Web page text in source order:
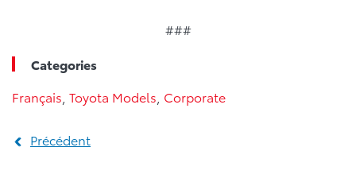
###
Categories
Français Toyota Models Corporate
Précédent